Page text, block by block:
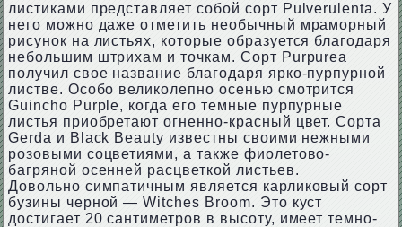
листиками представляет собой сорт Pulverulenta. У
него можно даже отметить необычный мраморный
рисунок на листьях, которые образуется благодаря
небольшим штрихам и точкам. Сорт Purpurea
получил свое название благодаря ярко-пурпурной
листве. Особо великолепно осенью смотрится
Guincho Purple, когда его темные пурпурные
листья приобретают огненно-красный цвет. Сорта
Gerda и Black Beauty известны своими нежными
розовыми соцветиями, а также фиолетово-
багряной осенней расцветкой листьев.
Довольно симпатичным является карликовый сорт
бузины черной — Witches Broom. Это куст
достигает 20 сантиметров в высоту, имеет темно-